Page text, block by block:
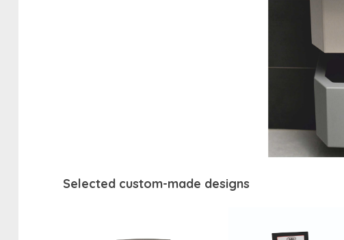
Selected custom-made designs